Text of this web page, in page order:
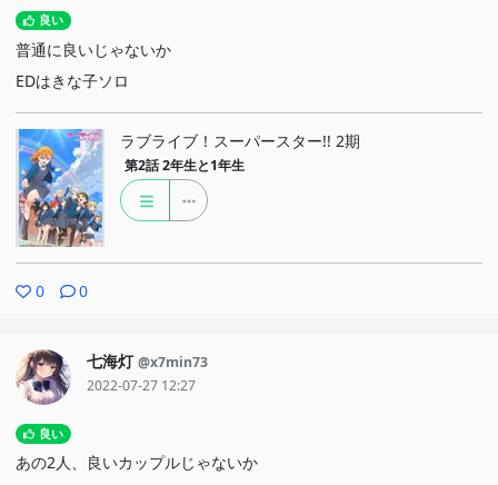
良い
普通に良いじゃないか
EDはきな子ソロ
ラブライブ！スーパースター!! 2期
第2話 2年生と1年生
0 0
七海灯 @x7min73
2022-07-27 12:27
良い
あの2人、良いカップルじゃないか